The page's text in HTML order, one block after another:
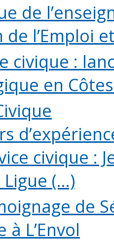
de
de l’Emploi
civique :
en
civique :
(...)
de
à L’Envol